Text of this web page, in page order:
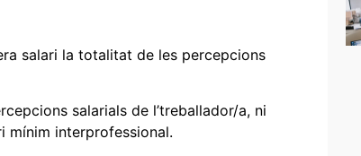
salari la totalitat de les percepcions
salarials de l’treballador/a, ni
mínim interprofessional.